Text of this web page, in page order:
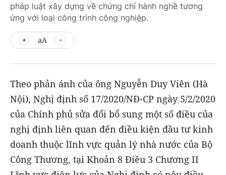
pháp luật xây dựng về chứng chỉ hành nghề tương
ứng với loại công trình công nghiệp.
aA
Theo phản ánh của ông Nguyễn Duy Viên (Hà
Nội), Nghị định số 17/2020/NĐ-CP ngày 5/2/2020
của Chính phủ sửa đổi bổ sung một số điều của
nghị định liên quan đến điều kiện đầu tư kinh
doanh thuộc lĩnh vực quản lý nhà nước của Bộ
Công Thương, tại Khoản 8 Điều 3 Chương II